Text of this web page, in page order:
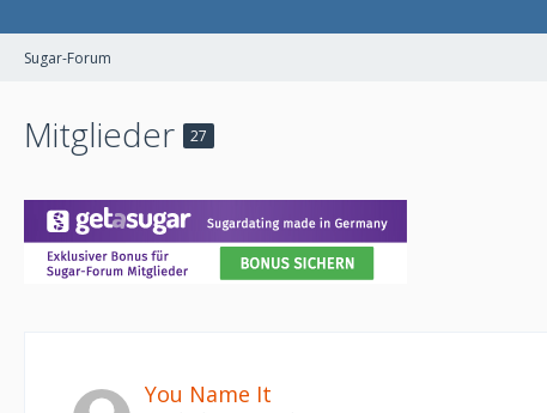
Sugar-Forum
Mitglieder 27
You Name It